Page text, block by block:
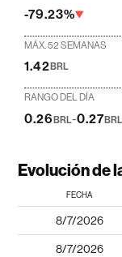
-79.23%
MÁX. 52 SEMANAS
1.42BRL
RANGO DEL DÍA
0.26BRL-0.27BRL
Evolución de
FECHA
8/7/2026
8/7/2026